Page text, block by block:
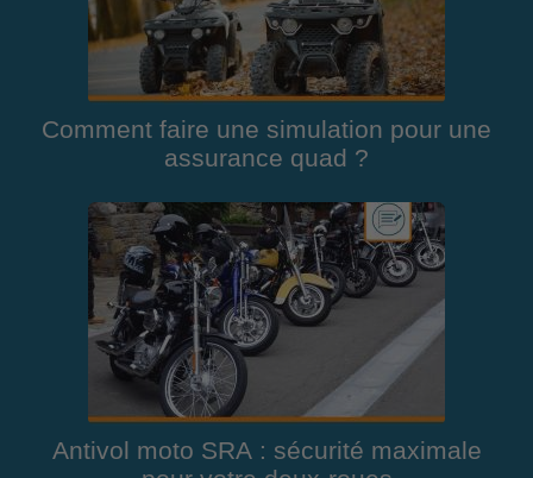
Comment faire une simulation pour une
assurance quad ?
Antivol moto SRA : sécurité maximale